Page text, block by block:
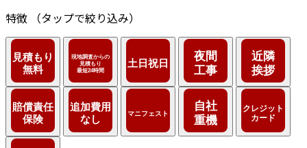
特徴
（タップで絞り込み）